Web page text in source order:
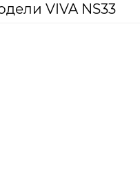
VIVA NS33